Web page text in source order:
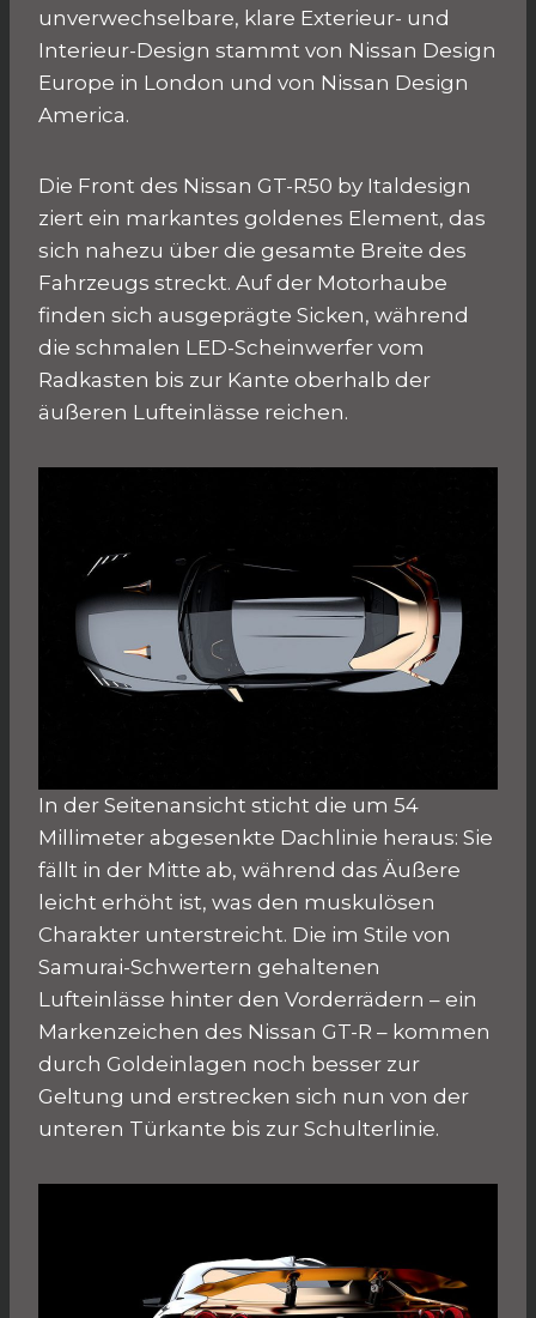
unverwechselbare, klare Exterieur- und
Interieur-Design stammt von Nissan Design
Europe in London und von Nissan Design
America.
Die Front des Nissan GT-R50 by Italdesign
ziert ein markantes goldenes Element, das
sich nahezu über die gesamte Breite des
Fahrzeugs streckt. Auf der Motorhaube
finden sich ausgeprägte Sicken, während
die schmalen LED-Scheinwerfer vom
Radkasten bis zur Kante oberhalb der
äußeren Lufteinlässe reichen.
In der Seitenansicht sticht die um 54
Millimeter abgesenkte Dachlinie heraus: Sie
fällt in der Mitte ab, während das Äußere
leicht erhöht ist, was den muskulösen
Charakter unterstreicht. Die im Stile von
Samurai-Schwertern gehaltenen
Lufteinlässe hinter den Vorderrädern – ein
Markenzeichen des Nissan GT-R – kommen
durch Goldeinlagen noch besser zur
Geltung und erstrecken sich nun von der
unteren Türkante bis zur Schulterlinie.